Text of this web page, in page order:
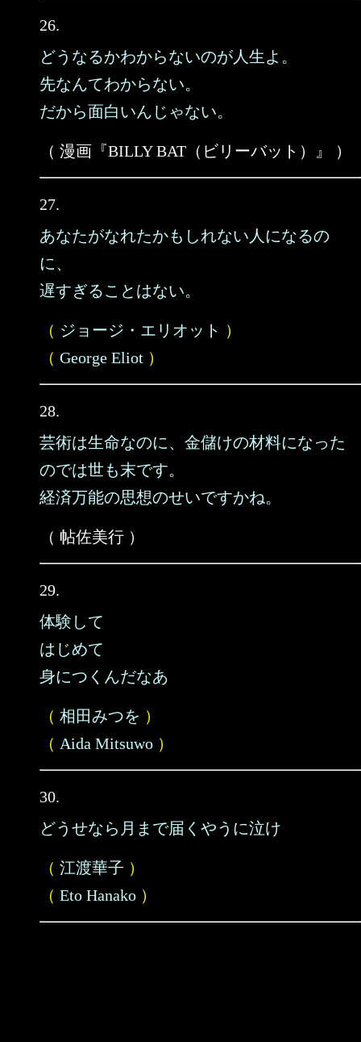
26.
どうなるかわからないのが人生よ。
先なんてわからない。
だから面白いんじゃない。
（ 漫画『BILLY BAT（ビリーバット）』 ）
27.
あなたがなれたかもしれない人になるの
に、
遅すぎることはない。
（ ジョージ・エリオット ）
（ George Eliot ）
28.
芸術は生命なのに、金儲けの材料になった
のでは世も末です。
経済万能の思想のせいですかね。
（ 帖佐美行 ）
29.
体験して
はじめて
身につくんだなあ
（ 相田みつを ）
（ Aida Mitsuwo ）
30.
どうせなら月まで届くやうに泣け
（ 江渡華子 ）
（ Eto Hanako ）